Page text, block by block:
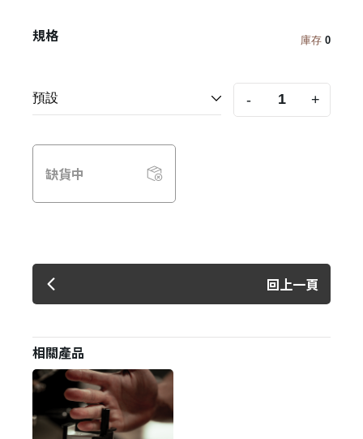
規格 庫存 0
- +
缺貨中
回上一頁
相關產品